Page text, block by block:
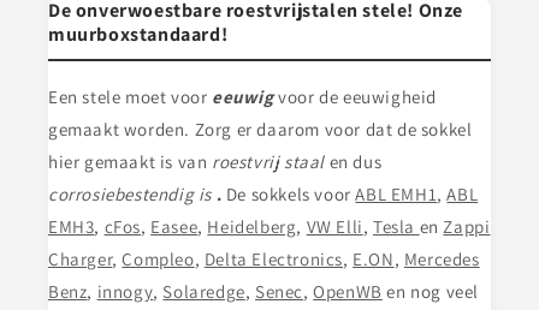
De onverwoestbare roestvrijstalen stele! Onze
muurboxstandaard!
Een stele moet voor eeuwigvoor de eeuwigheid
gemaakt worden. Zorg er daarom voor dat de sokkel
hier gemaakt is van roestvrij staal en dus
corrosiebestendig is . De sokkels voorABL EMH1,ABL
EMH3, cFos, Easee, Heidelberg, VW Elli,Tesla enZappi
Charger,Compleo, Delta Electronics, E.ON, Mercedes
Benz, innogy, Solaredge, Senec,OpenWB en nog veel